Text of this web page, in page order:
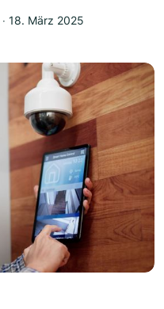
‧ 18. März 2025